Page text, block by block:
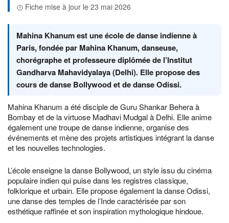
Fiche mise à jour le 23 mai 2026
Mahina Khanum est une école de danse indienne à
Paris, fondée par Mahina Khanum, danseuse,
chorégraphe et professeure diplômée de l’Institut
Gandharva Mahavidyalaya (Delhi). Elle propose des
cours de danse Bollywood et de danse Odissi.
Mahina Khanum a été disciple de Guru Shankar Behera à
Bombay et de la virtuose Madhavi Mudgal à Delhi. Elle anime
également une troupe de danse indienne, organise des
événements et mène des projets artistiques intégrant la danse
et les nouvelles technologies.
L’école enseigne la danse Bollywood, un style issu du cinéma
populaire indien qui puise dans les registres classique,
folklorique et urbain. Elle propose également la danse Odissi,
une danse des temples de l’Inde caractérisée par son
esthétique raffinée et son inspiration mythologique hindoue.